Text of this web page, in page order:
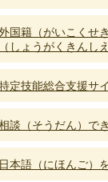
国籍（がいこくせ
（しょうがくきんし
定技能総合支援サ
談（そうだん）で
日本語（にほんご）